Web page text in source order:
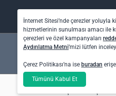
Otel rezervasyon
Uçak bileti
İnternet Sitesi’nde çerezler
hizmetlerinin sunulması amacı ile
çerezleri ve özel kampanyaları
Aydınlatma Metni’mizi lütfen
Çerez Politikası’na ise buradan
Tümünü Kabul Et